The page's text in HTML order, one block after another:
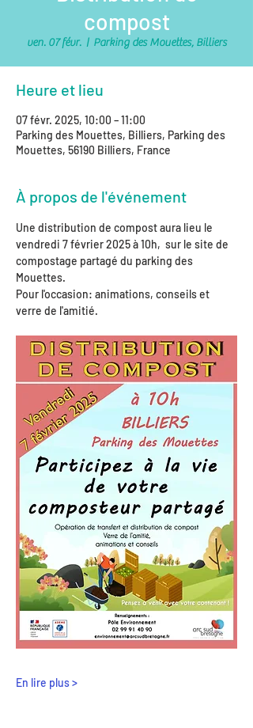
compost
ven. 07 févr.
  |
Parking des Mouettes, Billiers
Heure et lieu
07 févr. 2025, 10:00 – 11:00
Parking des Mouettes, Billiers, Parking des
Mouettes, 56190 Billiers, France
À propos de l'événement
Une distribution de compost aura lieu le
vendredi 7 février 2025 à 10h,  sur le site de
compostage partagé du parking des
Mouettes.
Pour l'occasion: animations, conseils et
verre de l'amitié.
En lire plus >